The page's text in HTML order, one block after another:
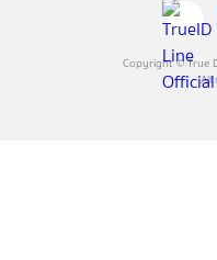
Copyright © True
All